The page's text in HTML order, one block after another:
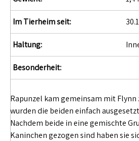
Im Tierheim seit:
Haltung:
Besonderheit:
Rapunzel kam gemeinsam mit Flynn
wurden die beiden einfach
Nachdem beide in eine gemischte
Kaninchen gezogen sind haben sie